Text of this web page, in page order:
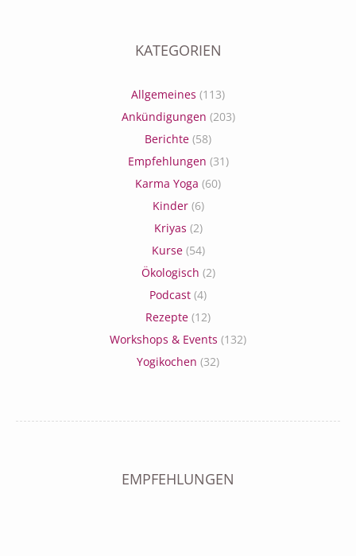
KATEGORIEN
Allgemeines (113)
Ankündigungen (203)
Berichte (58)
Empfehlungen (31)
Karma Yoga (60)
Kinder(6)
Kriyas (2)
Kurse(54)
Ökologisch (2)
Podcast (4)
Rezepte (12)
Workshops & Events (132)
Yogikochen (32)
EMPFEHLUNGEN